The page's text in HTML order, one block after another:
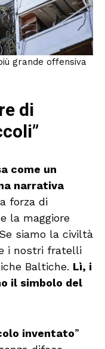
grande offensiva
di
come un
narrativa
forza di
la maggiore
siamo la civiltà
i nostri fratelli
Baltiche. Lì, i
il simbolo del
inventato”